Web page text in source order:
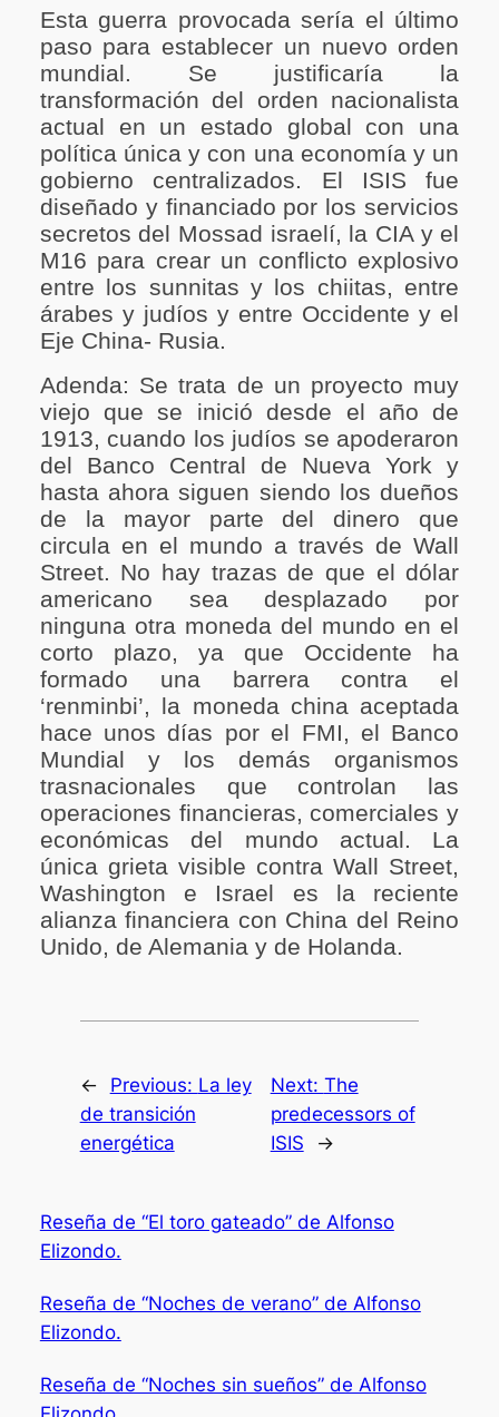
Esta guerra provocada sería el último
paso para establecer un nuevo orden
mundial. Se justificaría la
transformación del orden nacionalista
actual en un estado global con una
política única y con una economía y un
gobierno centralizados. El ISIS fue
diseñado y financiado por los servicios
secretos del Mossad israelí, la CIA y el
M16 para crear un conflicto explosivo
entre los sunnitas y los chiitas, entre
árabes y judíos y entre Occidente y el
Eje China- Rusia.
Adenda: Se trata de un proyecto muy
viejo que se inició desde el año de
1913, cuando los judíos se apoderaron
del Banco Central de Nueva York y
hasta ahora siguen siendo los dueños
de la mayor parte del dinero que
circula en el mundo a través de Wall
Street. No hay trazas de que el dólar
americano sea desplazado por
ninguna otra moneda del mundo en el
corto plazo, ya que Occidente ha
formado una barrera contra el
‘renminbi’, la moneda china aceptada
hace unos días por el FMI, el Banco
Mundial y los demás organismos
trasnacionales que controlan las
operaciones financieras, comerciales y
económicas del mundo actual. La
única grieta visible contra Wall Street,
Washington e Israel es la reciente
alianza financiera con China del Reino
Unido, de Alemania y de Holanda.
← Previous: La ley
de transición
energética
Next: The
predecessors of
ISIS
→
Reseña de “El toro gateado” de Alfonso
Elizondo.
Reseña de “Noches de verano” de Alfonso
Elizondo.
Reseña de “Noches sin sueños” de Alfonso